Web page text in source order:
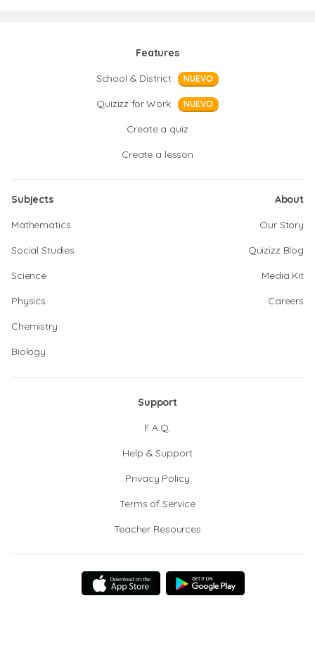
Features
School & District
NUEVO
Quizizz for Work NUEVO
Create a quiz
Create a lesson
Subjects
Mathematics
Social Studies
Science
Physics
Chemistry
Biology
About
Our Story
Quizizz Blog
Media Kit
Careers
Support
F.A.Q.
Help & Support
Privacy Policy
Terms of Service
Teacher Resources